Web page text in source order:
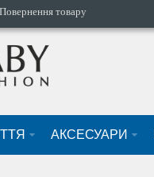
Повернення товару
АКСЕСУАРИ